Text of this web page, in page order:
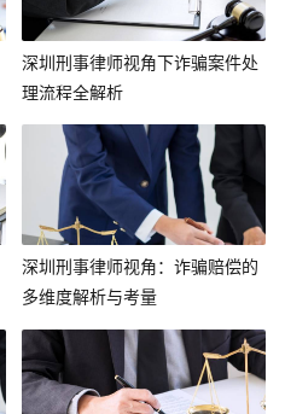
深圳刑事律师视角下诈骗案件处
理流程全解析
深圳刑事律师视角：诈骗赔偿的
多维度解析与考量